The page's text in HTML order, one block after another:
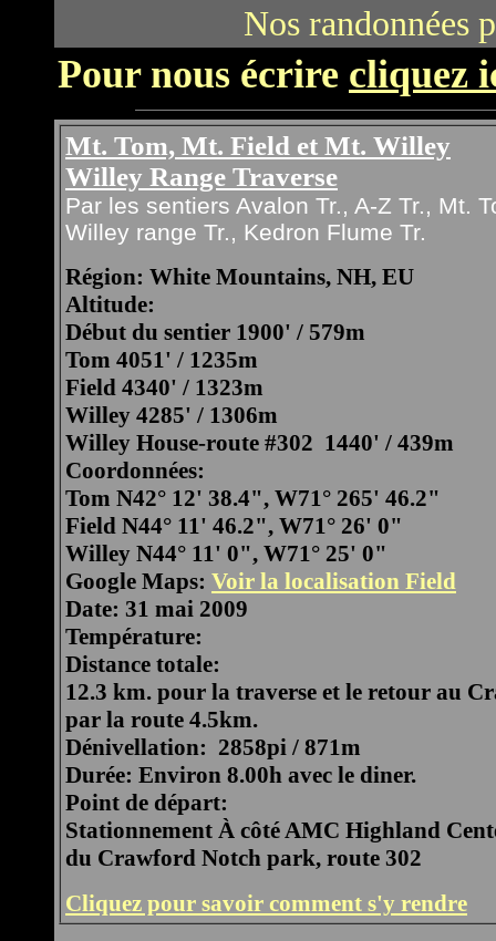
Nos randonnées
Pour nous écrire cliquez
Mt. Tom, Mt. Field et Mt. Willey
Willey Range Traverse
Par les sentiers Avalon Tr., A-Z Tr., Mt.
Willey range Tr., Kedron Flume Tr.
Région: White Mountains, NH, EU
Altitude:
Début du sentier 1900' / 579m
Tom 4051' / 1235m
Field 4340' / 1323m
Willey 4285' / 1306m
Willey House-route #302 1440' / 439m
Coordonnées:
Tom N42° 12' 38.4", W71° 265' 46.2"
Field N44° 11' 46.2", W71° 26' 0"
Willey N44° 11' 0", W71° 25' 0"
Google Maps: Voir la localisation Field
Date: 31 mai 2009
Température:
Distance totale:
12.3 km. pour la traverse et le retour au
par la route 4.5km.
Dénivellation: 2858pi / 871m
Durée: Environ 8.00h avec le diner.
Point de départ:
Stationnement À côté AMC Highland
du Crawford Notch park, route 302
Cliquez pour savoir comment s'y rendre